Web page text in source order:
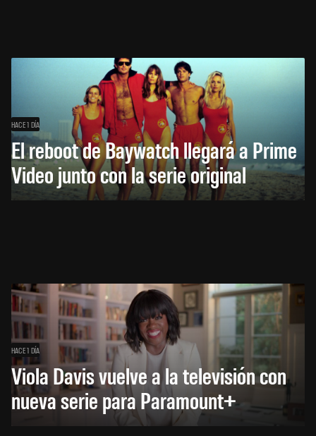
HACE 1 DÍA
El reboot de Baywatch llegará a Prime
Video junto con la serie original
HACE 1 DÍA
Viola Davis vuelve a la televisión con
nueva serie para Paramount+